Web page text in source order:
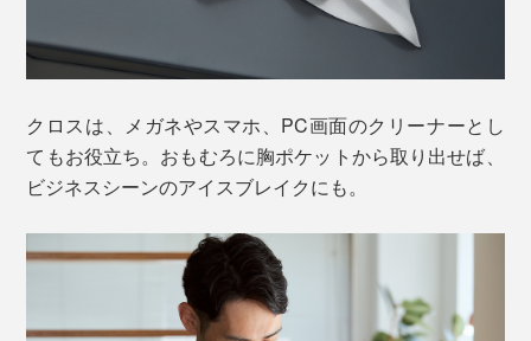
クロスは、メガネやスマホ、PC画面のクリーナーとし
てもお役立ち。おもむろに胸ポケットから取り出せば、
ビジネスシーンのアイスブレイクにも。